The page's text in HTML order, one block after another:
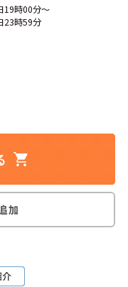
19時00分～
23時59分